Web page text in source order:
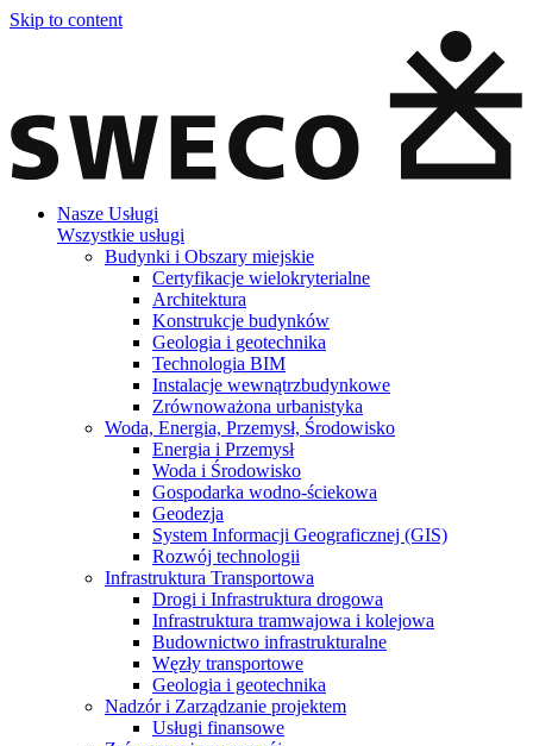
Skip to content
Nasze Usługi
Wszystkie usługi
Budynki i Obszary miejskie
Certyfikacje wielokryterialne
Architektura
Konstrukcje budynków
Geologia i geotechnika
Technologia BIM
Instalacje wewnątrzbudynkowe
Zrównoważona urbanistyka
Woda, Energia, Przemysł, Środowisko
Energia i Przemysł
Woda i Środowisko
Gospodarka wodno-ściekowa
Geodezja
System Informacji Geograficznej (GIS)
Rozwój technologii
Infrastruktura Transportowa
Drogi i Infrastruktura drogowa
Infrastruktura tramwajowa i kolejowa
Budownictwo infrastrukturalne
Węzły transportowe
Geologia i geotechnika
Nadzór i Zarządzanie projektem
Usługi finansowe